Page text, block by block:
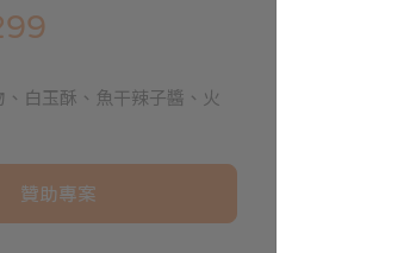
白玉酥、魚干辣子醬、火
贊助專案